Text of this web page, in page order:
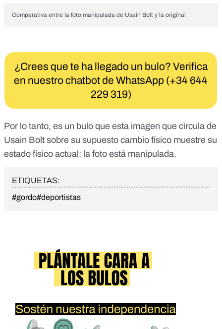
Comparativa entre la foto manipulada de Usain Bolt y la original
¿Crees que te ha llegado un bulo? Verifica
en nuestro chatbot de WhatsApp (+34 644
229 319)
Por lo tanto, es un bulo que esta imagen que circula de
Usain Bolt sobre su supuesto cambio físico muestre su
estado físico actual: la foto está manipulada.
ETIQUETAS:
#gordo#deportistas